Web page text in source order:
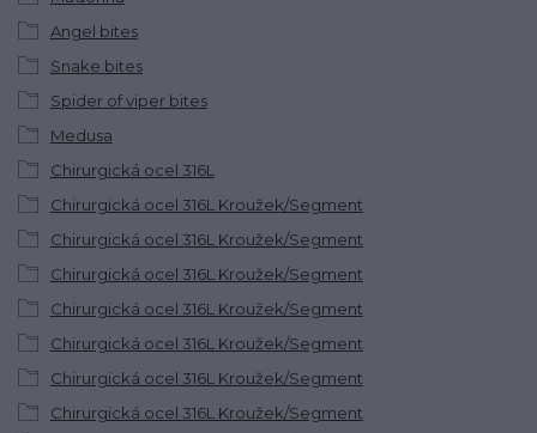
Angel bites
Snake bites
Spider of viper bites
Medusa
Chirurgická ocel 316L
Chirurgická ocel 316L Kroužek/Segment
Chirurgická ocel 316L Kroužek/Segment
Chirurgická ocel 316L Kroužek/Segment
Chirurgická ocel 316L Kroužek/Segment
Chirurgická ocel 316L Kroužek/Segment
Chirurgická ocel 316L Kroužek/Segment
Chirurgická ocel 316L Kroužek/Segment